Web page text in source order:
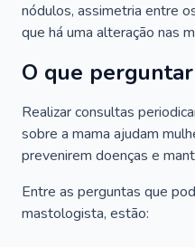
nódulos, assimetria entre
que há uma alteração nas
O que
Realizar consultas
sobre a mama ajudam
prevenirem doenças e
Entre as perguntas que
mastologista, estão: